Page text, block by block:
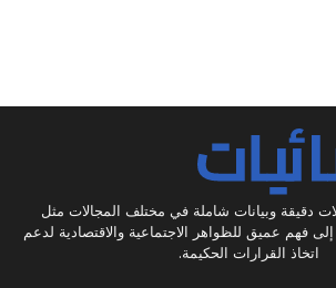
دقيقة وبيانات شاملة في مختلف المجالات مثل
فهم عميق للظواهر الاجتماعية والاقتصادية لدعم
اتخاذ القرارات الحكيمة.